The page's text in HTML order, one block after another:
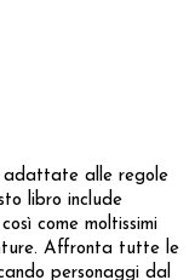
adattate alle regole
libro include
come moltissimi
Affronta tutte le
personaggi dal